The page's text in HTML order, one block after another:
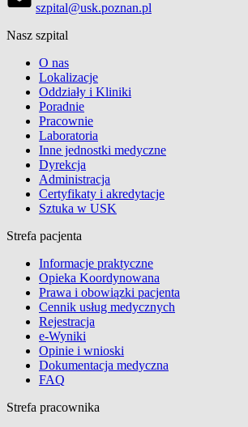
szpital@usk.poznan.pl
Nasz szpital
O nas
Lokalizacje
Oddziały i Kliniki
Poradnie
Pracownie
Laboratoria
Inne jednostki medyczne
Dyrekcja
Administracja
Certyfikaty i akredytacje
Sztuka w USK
Strefa pacjenta
Informacje praktyczne
Opieka Koordynowana
Prawa i obowiązki pacjenta
Cennik usług medycznych
Rejestracja
e-Wyniki
Opinie i wnioski
Dokumentacja medyczna
FAQ
Strefa pracownika